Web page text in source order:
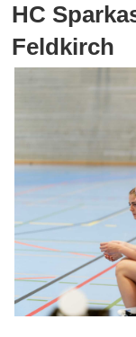
HC
Feldkirch